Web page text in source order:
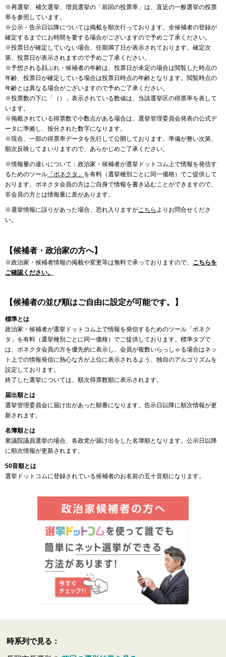
※再選挙、補欠選挙、増員選挙の「前回の投票率」は、直近の一般選挙の投票
率を参照しています。
※公示・告示日以降については掲載を順次行っております。全候補者の登録が
確定するまでにお時間を要する場合がございますので予めご了承ください。
※投票日が確定していない場合、任期満了日が表示されております。確定次
第、投票日が表示されますので予めご了承ください。
※予想される顔ぶれ・候補者の年齢は、投票日が未定の場合は閲覧した時点の
年齢、投票日が確定している場合は投票日時点の年齢となります。閲覧時点の
年齢とは異なる場合がございますので予めご了承ください。
※投票数の下に「（）」表示されている数値は、当該選挙区の得票率を表して
います。
※掲載されている得票数で小数点がある場合は、選挙管理委員会発表の公式デ
ータに準拠し、按分された数字になります。
※現在、一部の得票率データを先行して公開しております。準備が整い次第、
順次反映してまいりますので、あらかじめご了承ください。
※情報量の違いについて：政治家・候補者が選挙ドットコム上で情報を発信す
るためのツール 「ボネクタ」 を有料（選挙種別ごとに同一価格）でご提供して
おります。ボネクタ会員の方はご自身で情報を書き込むことができますので、
非会員の方とは情報量に差があります。
※選挙情報に誤りがあった場合、恐れ入りますがこちら よりお問合せくださ
い。
【候補者・政治家の方へ】
※政治家・候補者情報の掲載や変更等は無料で承っておりますので、 こちらを
ご確認ください。
【候補者の並び順はご自由に設定が可能です。】
標準とは
政治家・候補者が選挙ドットコム上で情報を発信するためのツール「ボネク
タ」を有料（選挙種別ごとに同一価格）でご提供しております。標準タブで
は、ボネクタ会員の方を優先的に表示し、会員が複数いらっしゃる場合はネッ
ト上での情報発信に熱心な方が上位に表示されるよう、独自のアルゴリズムを
設定しております。
終了した選挙については、順次得票数順に表示されます。
届出順とは
選挙管理委員会に届け出があった順番になります。告示日以降に順次情報が更
新されます。
名簿順とは
衆議院議員選挙の場合、各政党が届け出をした名簿順となります。公示日以降
に順次情報が更新されます。
50音順とは
選挙ドットコムに登録されている候補者のお名前の五十音順になります。
時系列で見る：